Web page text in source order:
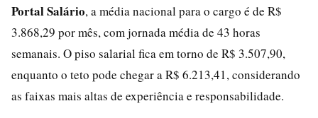
Portal Salário, a média nacional para o cargo é de R$
3.868,29 por mês, com jornada média de 43 horas
semanais. O piso salarial fica em torno de R$ 3.507,90,
enquanto o teto pode chegar a R$ 6.213,41, considerando
as faixas mais altas de experiência e responsabilidade.